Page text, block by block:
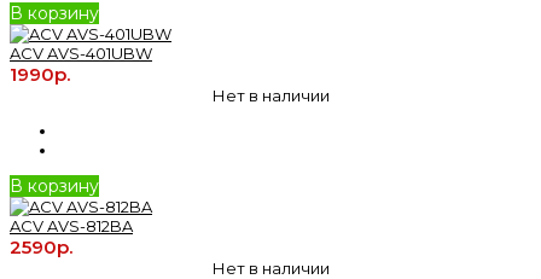
В корзину
ACV AVS-401UBW
1990р.
Нет в наличии
В корзину
ACV AVS-812BA
2590р.
Нет в наличии